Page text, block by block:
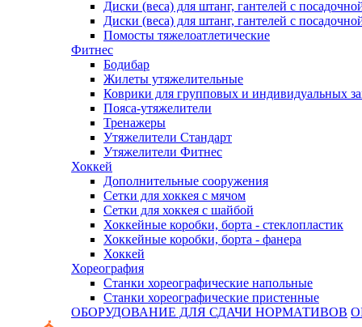
Диски (веса) для штанг, гантелей с
Диски (веса) для штанг, гантелей с
Помосты тяжелоатлетические
Фитнес
Бодибар
Жилеты утяжелительные
Коврики для групповых и индивидуальных
Пояса-утяжелители
Тренажеры
Утяжелители Стандарт
Утяжелители Фитнес
Хоккей
Дополнительные сооружения
Сетки для хоккея с мячом
Сетки для хоккея с шайбой
Хоккейные коробки, борта - стеклопластик
Хоккейные коробки, борта - фанера
Хоккей
Хореография
Станки хореографические напольные
Станки хореографические пристенные
ОБОРУДОВАНИЕ ДЛЯ СДАЧИ НОРМАТИВОВ